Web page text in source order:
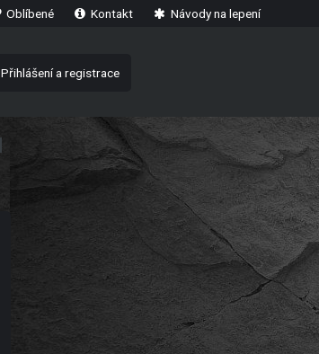
Oblíbené Kontakt Návody na lepení
Přihlášení a registrace